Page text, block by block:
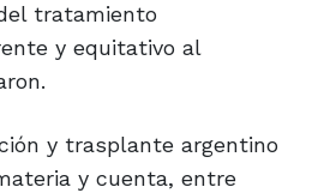
tratamiento
y equitativo al
y trasplante argentino
y cuenta, entre